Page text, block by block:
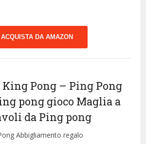
ACQUISTA DA AMAZON
King Pong – Ping Pong
pong gioco Maglia a
da Ping pong
Abbigliamento regalo